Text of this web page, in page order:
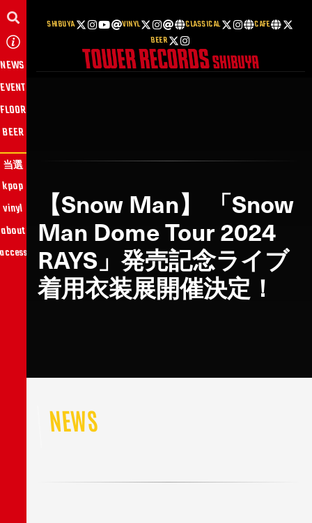
SHIBUYA VINYL CLASSICAL
CAFE
BEER
NEWS
EVENT
当選
FLOOR
BEER
kpop
vinyl
about
【Snow Man】 「Snow
Man Dome Tour 2024
RAYS」発売記念ライブ
着用衣装展開催決定！
NEWS